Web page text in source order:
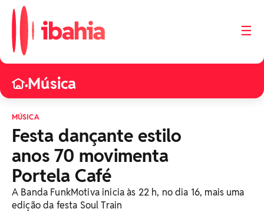
☰
•Música
MÚSICA
Festa dançante estilo
anos 70 movimenta
Portela Café
A Banda FunkMotiva inicia às 22 h, no dia 16, mais uma
edição da festa Soul Train